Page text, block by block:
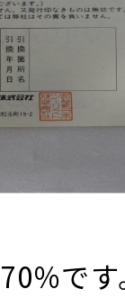
で